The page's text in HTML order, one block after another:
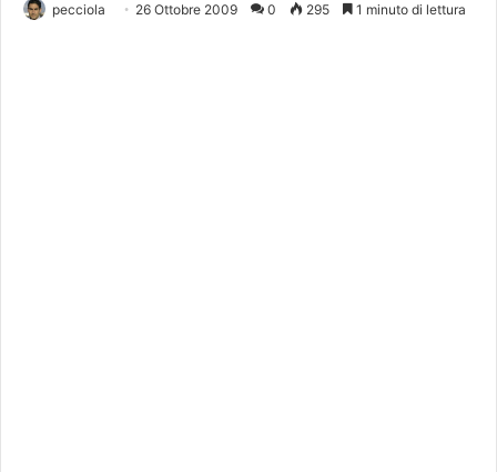
pecciola 26 Ottobre 2009 0 295 1 minuto di lettura